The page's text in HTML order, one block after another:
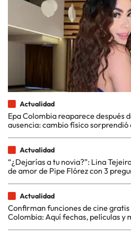
Actualidad
Epa Colombia reaparece después
ausencia: cambio físico sorprendió
Actualidad
“¿Dejarías a tu novia?”: Lina
de amor de Pipe Flórez con 3
Actualidad
Confirman funciones de cine gratis
Colombia: Aquí fechas, películas y